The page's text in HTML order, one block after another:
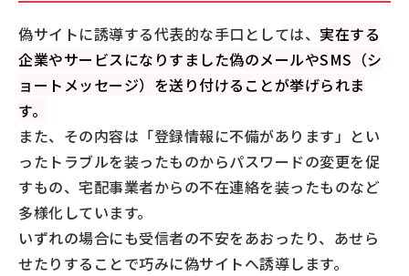
偽サイトに誘導する代表的な手口としては、 実在する
企業やサービスになりすました偽のメールやSMS（シ
ョートメッセージ）を送り付けることが挙げられま
す。
また、その内容は「登録情報に不備があります」とい
ったトラブルを装ったものからパスワードの変更を促
すもの、宅配事業者からの不在連絡を装ったものなど
多様化しています。
いずれの場合にも受信者の不安をあおったり、あせら
せたりすることで巧みに偽サイトへ誘導します。